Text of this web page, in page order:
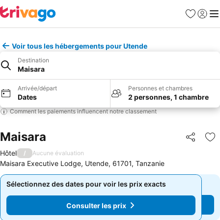
Favoris
Se
Voir tous les hébergements pour Utende
Destination
Maisara
Arrivée/départ
Dates
Personnes et chambres
2 personnes, 1 chambre
Comment les paiements influencent notre classement
Maisara Partager
Hôtel / Aucune évaluation
Maisara Executive Lodge, Utende, 61701, Tanzanie
Sélectionnez des dates pour voir les prix exacts
Consulter les prix
Sélectionnez des dates pour voir les prix exacts
Consulter les prix